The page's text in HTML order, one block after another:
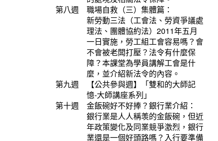
第八週 職場自救（三）集體篇：
新勞動三法（工會法、勞資爭議處
理法、團體協約法）2011年五月
一日實施，勞工組工會容易嗎？會
不會被老闆打壓？法令有什麼保
障？本課堂為學員講解工會是什
麼，並介紹新法令的內容。
第九週 【公共參與週】「雙和的大師記
憶-大師講座系列」
第十週 金飯碗好不好捧？銀行業介紹：
銀行業是人人稱羡的金飯碗，但近
年政策變化及同業競爭激烈，銀行
業還是一個好頭路嗎？入行要準備